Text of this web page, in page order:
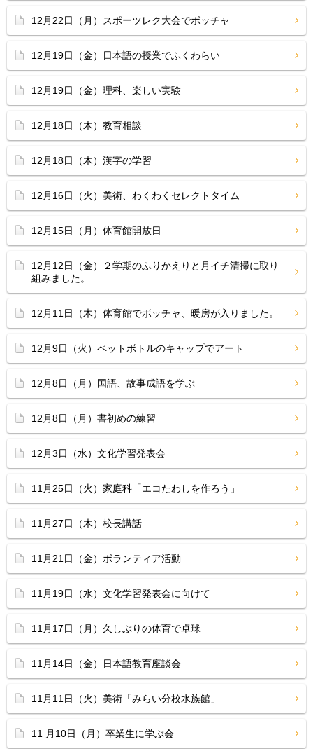
12月22日（月）スポーツレク大会でボッチャ
12月19日（金）日本語の授業でふくわらい
12月19日（金）理科、楽しい実験
12月18日（木）教育相談
12月18日（木）漢字の学習
12月16日（火）美術、わくわくセレクトタイム
12月15日（月）体育館開放日
12月12日（金）２学期のふりかえりと月イチ清掃に取り
組みました。
12月11日（木）体育館でボッチャ、暖房が入りました。
12月9日（火）ペットボトルのキャップでアート
12月8日（月）国語、故事成語を学ぶ
12月8日（月）書初めの練習
12月3日（水）文化学習発表会
11月25日（火）家庭科「エコたわしを作ろう」
11月27日（木）校長講話
11月21日（金）ボランティア活動
11月19日（水）文化学習発表会に向けて
11月17日（月）久しぶりの体育で卓球
11月14日（金）日本語教育座談会
11月11日（火）美術「みらい分校水族館」
11 月10日（月）卒業生に学ぶ会